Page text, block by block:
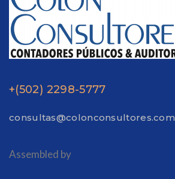
+(502) 2298-5777
consultas@colonconsultores.com
Assembled by